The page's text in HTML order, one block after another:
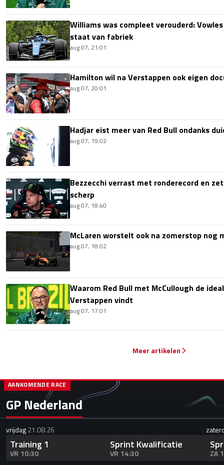
Williams was compleet verouderd:
staat van fabriek
aug 07, 21:01
Hamilton wil na Verstappen ook eigen
aug 07, 20:01
Hadjar eist meer van Red Bull ondanks
aug 07, 19:02
Bezzecchi verrast met ronderecord en
scherp
aug 07, 18:40
McLaren worstelt ook na zomerstop nog
aug 07, 18:02
Waarom Red Bull met McCullough de
Verstappen vindt
aug 07, 17:01
Meer artikelen
GP Nederland
AANKOMENDE RACE
vrijdag21.08.26
Training 1
VR 10:30
Sprint Kwalificatie
VR 14:30 ZA